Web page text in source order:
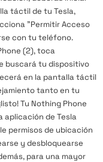
táctil de tu Tesla,
"Permitir Acceso
con tu teléfono.
(2), toca
buscará tu dispositivo
en la pantalla táctil
tanto en tu
Tu Nothing Phone
aplicación de Tesla
permisos de ubicación
y desbloquearse
para una mayor